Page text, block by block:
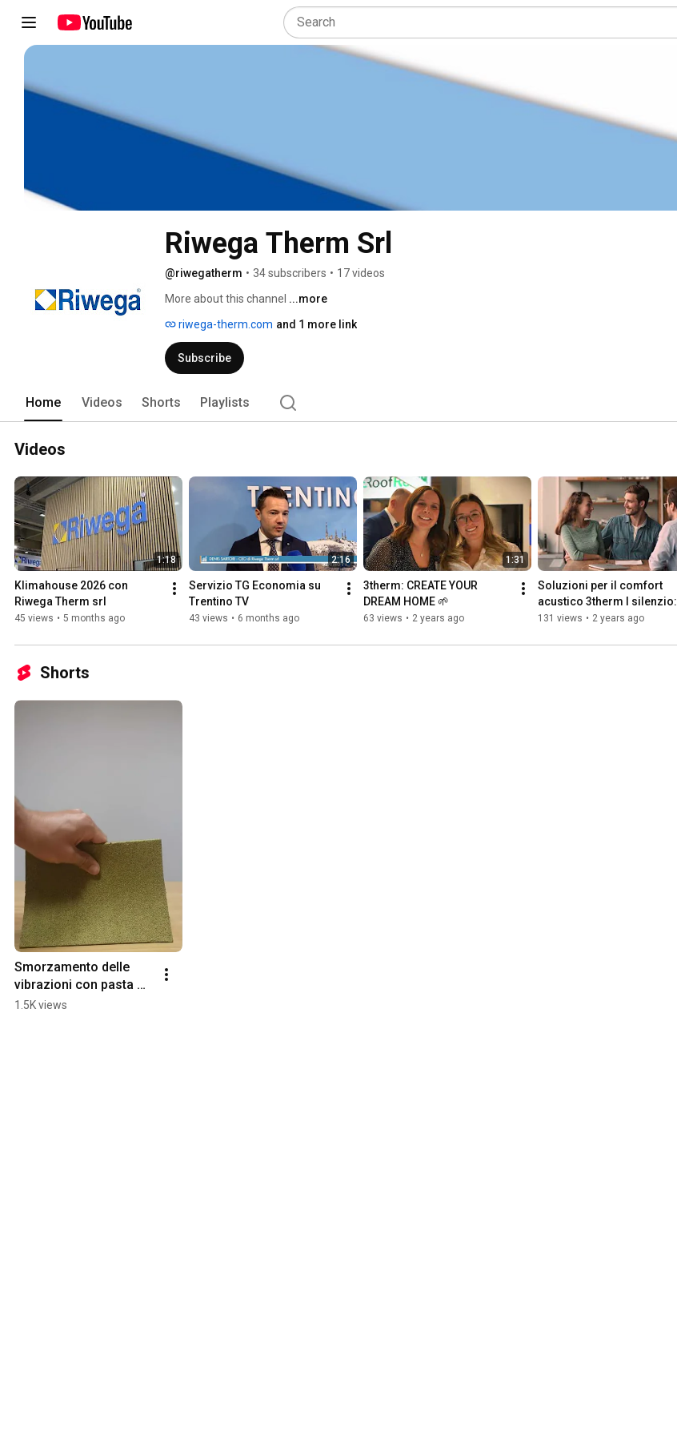
Riwega Therm Srl
@riwegatherm • 34 subscribers • 17 videos
More about this channel ...more
riwega-therm.com and 1 more link
Subscribe
Home Videos Shorts Playlists
Videos
1:18
Klimahouse 2026 con
Riwega Therm srl
45 views • 5 months ago
2:16
Servizio TG Economia su
Trentino TV
43 views • 6 months ago
1:31
3therm: CREATE YOUR
DREAM HOME 🌱
63 views • 2 years ago
Soluzioni per il comfort
acustico 3therm I silenzio:
Hotel DuLac & Sidreria
131 views • 2 years ago
Shorts
Smorzamento delle
vibrazioni con pasta
acustica spalmabile
1.5K views